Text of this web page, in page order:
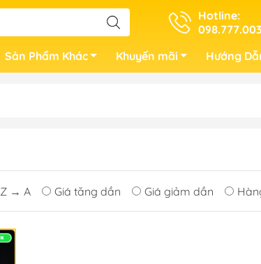
Hotline:
Sản Phẩm Khác Khuyến mãi Hướng
Z → A Giá tăng dần Giá giảm dần